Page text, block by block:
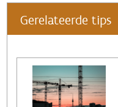
Gerelateerde tips